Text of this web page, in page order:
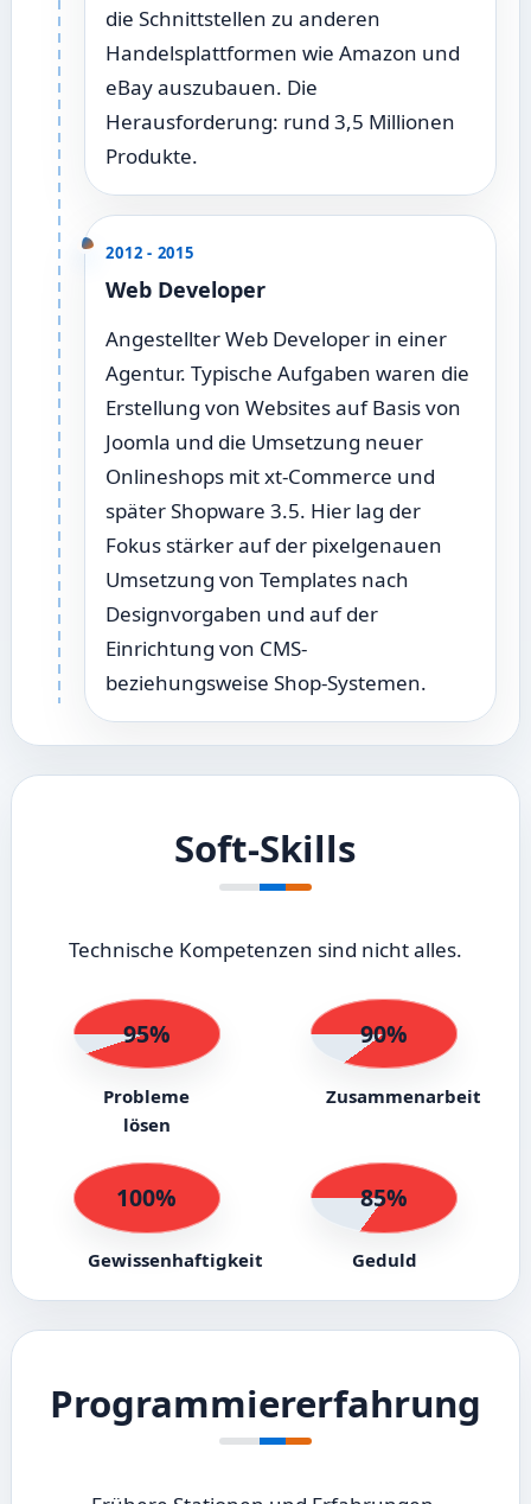
die Schnittstellen zu anderen
Handelsplattformen wie Amazon und
eBay auszubauen. Die
Herausforderung: rund 3,5 Millionen
Produkte.
2012 - 2015
Web Developer
Angestellter Web Developer in einer
Agentur. Typische Aufgaben waren die
Erstellung von Websites auf Basis von
Joomla und die Umsetzung neuer
Onlineshops mit xt-Commerce und
später Shopware 3.5. Hier lag der
Fokus stärker auf der pixelgenauen
Umsetzung von Templates nach
Designvorgaben und auf der
Einrichtung von CMS-
beziehungsweise Shop-Systemen.
Soft-Skills
Technische Kompetenzen sind nicht alles.
95%
Probleme
lösen
90%
Zusammenarbeit
100%
Gewissenhaftigkeit
85%
Geduld
Programmiererfahrung